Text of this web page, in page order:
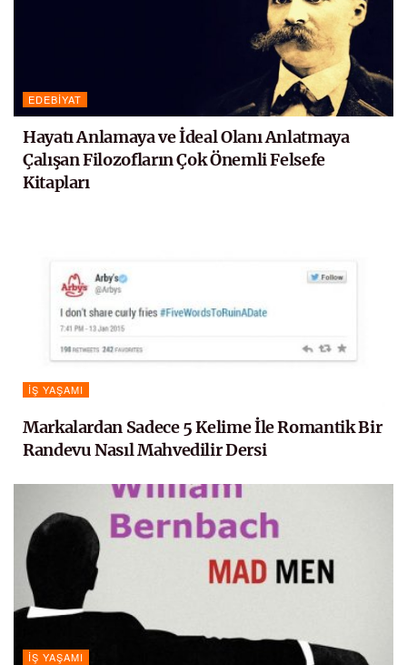
EDEBIYAT
Hayatı Anlamaya ve İdeal Olanı Anlatmaya
Çalışan Filozofların Çok Önemli Felsefe
Kitapları
İŞ YAŞAMI
Markalardan Sadece 5 Kelime İle Romantik Bir
Randevu Nasıl Mahvedilir Dersi
İŞ YAŞAMI